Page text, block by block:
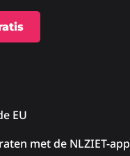
EU
met de NLZIET-app